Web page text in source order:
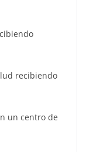
recibiendo
un centro de